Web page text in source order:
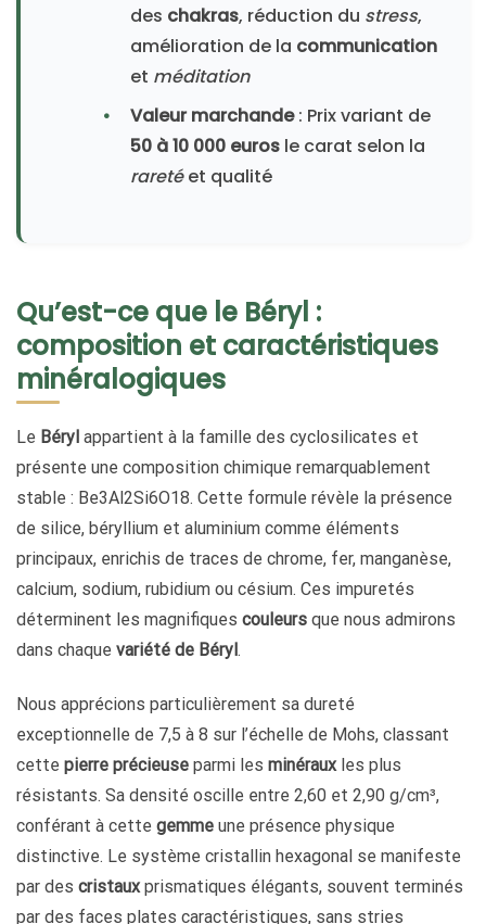
des chakras, réduction du stress,
amélioration de la communication
et méditation
Valeur marchande: Prix variant de
50 à 10 000 eurosle carat selon la
raretéet qualité
Qu’est-ce que le Béryl :
composition et caractéristiques
minéralogiques
Le Béryl appartient à la famille des cyclosilicates et
présente une composition chimique remarquablement
stable : Be3Al2Si6O18. Cette formule révèle la présence
de silice, béryllium et aluminium comme éléments
principaux, enrichis de traces de chrome, fer, manganèse,
calcium, sodium, rubidium ou césium. Ces impuretés
déterminent les magnifiques couleurs que nous admirons
dans chaque variété de Béryl.
Nous apprécions particulièrement sa dureté
exceptionnelle de 7,5 à 8 sur l’échelle de Mohs, classant
cette pierre précieuse parmi les minérauxles plus
résistants. Sa densité oscille entre 2,60 et 2,90 g/cm³,
conférant à cette gemme une présence physique
distinctive. Le système cristallin hexagonal se manifeste
par des cristauxprismatiques élégants, souvent terminés
par des faces plates caractéristiques, sans stries